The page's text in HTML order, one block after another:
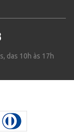
das 10h às 17h